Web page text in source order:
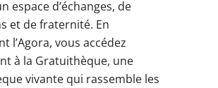
espace d’échanges, de
et de fraternité. En
l’Agora, vous accédez
à la Gratuithèque, une
vivante qui rassemble les